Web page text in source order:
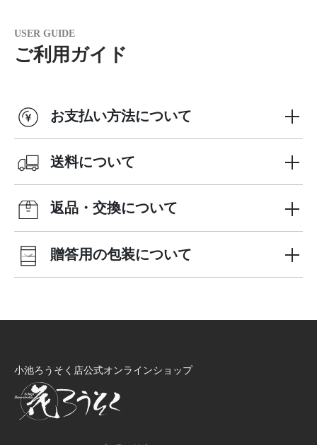
USER GUIDE
ご利用ガイド
お支払い方法について
送料について
返品・交換について
贈答用の包装について
小池ろうそく店公式オンラインショップ